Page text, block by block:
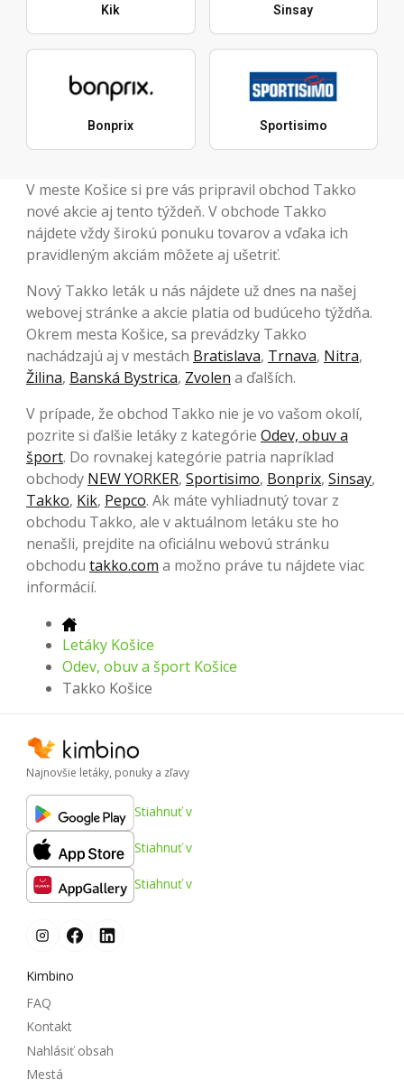
Kik Sinsay
Bonprix Sportisimo
V meste Košice si pre vás pripravil obchod Takko
nové akcie aj tento týždeň. V obchode Takko
nájdete vždy širokú ponuku tovarov a vďaka ich
pravidleným akciám môžete aj ušetriť.
Nový Takko leták u nás nájdete už dnes na našej
webovej stránke a akcie platia od budúceho týždňa.
Okrem mesta Košice, sa prevádzky Takko
nachádzajú aj v mestách Bratislava, Trnava, Nitra,
Žilina, Banská Bystrica, Zvolen a ďalších.
V prípade, že obchod Takko nie je vo vašom okolí,
pozrite si ďalšie letáky z kategórie Odev, obuv a
šport. Do rovnakej kategórie patria napríklad
obchody NEW YORKER, Sportisimo, Bonprix, Sinsay,
Takko, Kik, Pepco. Ak máte vyhliadnutý tovar z
obchodu Takko, ale v aktuálnom letáku ste ho
nenašli, prejdite na oficiálnu webovú stránku
obchodu takko.com a možno práve tu nájdete viac
informácií.
Letáky Košice
Odev, obuv a šport Košice
Takko Košice
Najnovšie letáky, ponuky a zľavy
Stiahnuť v
Stiahnuť v
Stiahnuť v
Kimbino
FAQ
Kontakt
Nahlásiť obsah
Mestá